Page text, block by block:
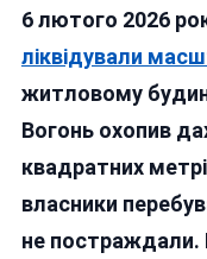
А
—
На
6 лютого 2026
ліквідували
житловому
Вогонь охопив
квадратних
власники
не